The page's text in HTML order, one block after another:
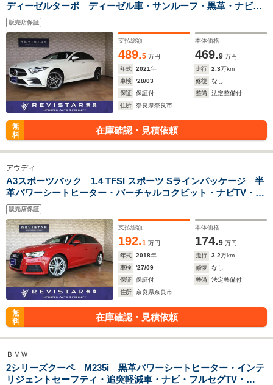
ディーゼルターボ ディーゼル車・サンルーフ・黒革・ナビ
TV・バックカメラ・コーナーセンサー・追突軽減車・アダクテ
ィブクルーズコントロール・ブライドスポット・インテリジェ
ントライトシステム・アンビエントライト
販売店保証
支払総額
489.5 万円
本体価格
469.9 万円
年式
2021年 走行 2.3万km
車検
'28/03 修復
なし
保証
保証付 整備
法定整備付
住所
奈良県奈良市
無
料
在庫確認・見積依頼
アウディ
A3スポーツバック 1.4 TFSI スポーツ Sラインパッケージ 半
革パワーシートヒーター・バーチャルコクピット・ナビTV・カ
ープレイ・Bluteooth・USB・追突軽減車・アダクティブクル
ーズコントロール・サイドアシスト・レーンアシスト・バック
カメラ・コーナーセンサー
販売店保証
支払総額
192.1 万円
本体価格
174.9 万円
年式
2018年 走行 3.2万km
車検
'27/09 修復
なし
保証
保証付 整備
法定整備付
住所
奈良県奈良市
無
料
在庫確認・見積依頼
ＢＭＷ
2シリーズクーペ M235i 黒革パワーシートヒーター・インテ
リジェントセーフティ・追突軽減車・ナビ・フルセグTV・